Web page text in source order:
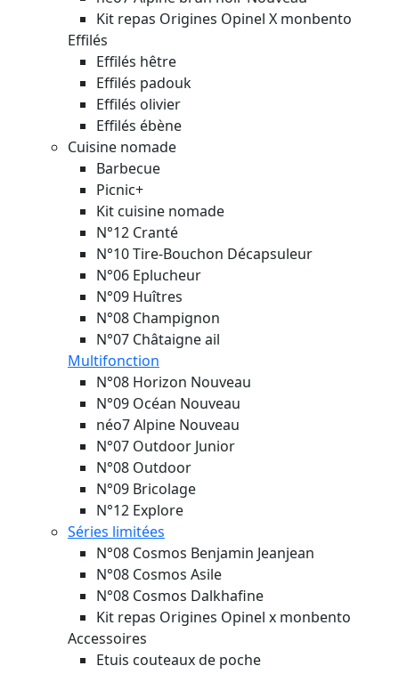
Kit repas Origines Opinel X monbento
Effilés
Effilés hêtre
Effilés padouk
Effilés olivier
Effilés ébène
Cuisine nomade
Barbecue
Picnic+
Kit cuisine nomade
N°12 Cranté
N°10 Tire-Bouchon Décapsuleur
N°06 Eplucheur
N°09 Huîtres
N°08 Champignon
N°07 Châtaigne ail
Multifonction
N°08 Horizon Nouveau
N°09 Océan Nouveau
néo7 Alpine Nouveau
N°07 Outdoor Junior
N°08 Outdoor
N°09 Bricolage
N°12 Explore
Séries limitées
N°08 Cosmos Benjamin Jeanjean
N°08 Cosmos Asile
N°08 Cosmos Dalkhafine
Kit repas Origines Opinel x monbento
Accessoires
Etuis couteaux de poche